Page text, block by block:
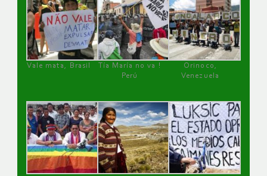
Vale mata, Brasil
Tía María no va !
Perú
Orinoco,
Venezuela